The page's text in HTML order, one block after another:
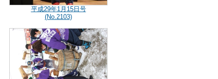
平成29年1月15日号
(No.2103)